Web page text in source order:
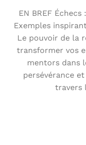
EN BREF
Exemples
Le pouvoir de la
transformer vos
mentors dans
persévérance
travers